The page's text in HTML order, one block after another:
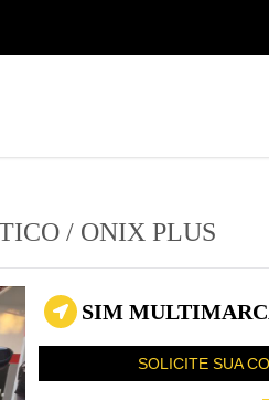
/ ONIX PLUS
SIM
SOLICITE SUA